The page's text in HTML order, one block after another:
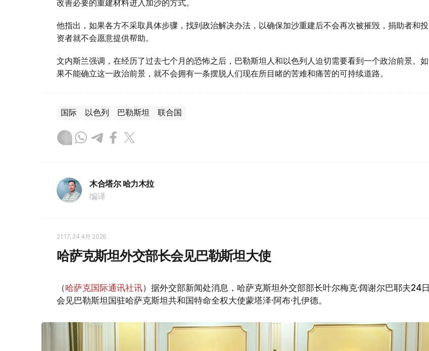
改善必要的重建材料进入加沙的方式。
他指出，如果各方不采取具体步骤，找到政治解决办法，以确保加沙重建后不会再次被摧毁，捐助者和投
资者就不会愿意提供帮助。
文内斯兰强调，在经历了过去七个月的恐怖之后，巴勒斯坦人和以色列人迫切需要看到一个政治前景。如
果不能确立这一政治前景，就不会拥有一条摆脱人们现在所目睹的苦难和痛苦的可持续道路。
国际 以色列 巴勒斯坦 联合国
木合塔尔 哈力木拉
编译
21:17, 24 4月 2026
哈萨克斯坦外交部长会见巴勒斯坦大使
（哈萨克国际通讯社讯）据外交部新闻处消息，哈萨克斯坦外交部部长叶尔梅克·阔谢尔巴耶夫24日
会见巴勒斯坦国驻哈萨克斯坦共和国特命全权大使蒙塔泽·阿布·扎伊德。